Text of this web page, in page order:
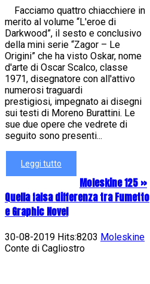
Facciamo quattro chiacchiere in
merito al volume “L'eroe di
Darkwood”, il sesto e conclusivo
della mini serie “Zagor – Le
Origini” che ha visto Oskar, nome
d'arte di Oscar Scalco, classe
1971, disegnatore con all'attivo
numerosi traguardi
prestigiosi, impegnato ai disegni
sui testi di Moreno Burattini. Le
sue due opere che vedrete di
seguito sono presenti...
Leggi tutto
Moleskine 125 »
Quella falsa differenza tra Fumetto
e Graphic Novel
30-08-2019 Hits:8203 Moleskine
Conte di Cagliostro